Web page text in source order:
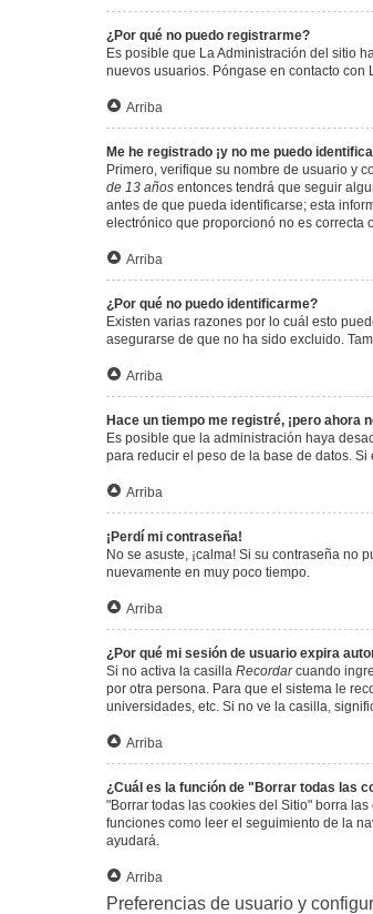
¿Por qué no puedo registrarme?
Es posible que La Administración del sitio
nuevos usuarios. Póngase en contacto con
Arriba
Me he registrado ¡y no me puedo
Primero, verifique su nombre de usuario y
de 13 años entonces tendrá que seguir
antes de que pueda identificarse; esta
electrónico que proporcionó no es correcta
Arriba
¿Por qué no puedo identificarme?
Existen varias razones por lo cuál esto
asegurarse de que no ha sido excluido.
Arriba
Hace un tiempo me registré, ¡pero ahora
Es posible que la administración haya
para reducir el peso de la base de datos.
Arriba
¡Perdí mi contraseña!
No se asuste, ¡calma! Si su contraseña no
nuevamente en muy poco tiempo.
Arriba
¿Por qué mi sesión de usuario expira
Si no activa la casilla Recordarcuando
por otra persona. Para que el sistema le
universidades, etc. Si no ve la casilla,
Arriba
¿Cuál es la función de "Borrar todas las
"Borrar todas las cookies del Sitio" borra
funciones como leer el seguimiento de la
ayudará.
Arriba
Preferencias de usuario y